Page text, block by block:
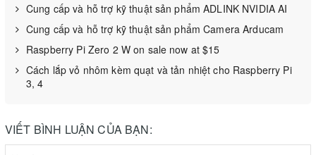
Cung cấp và hỗ trợ kỹ thuật sản phẩm ADLINK NVIDIA AI
Cung cấp và hỗ trợ kỹ thuật sản phẩm Camera Arducam
Raspberry Pi Zero 2 W on sale now at $15
Cách lắp vỏ nhôm kèm quạt và tản nhiệt cho Raspberry Pi
3, 4
VIẾT BÌNH LUẬN CỦA BẠN: